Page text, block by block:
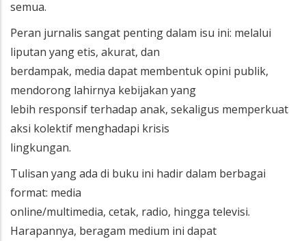
semua.
Peran jurnalis sangat penting dalam isu ini: melalui
liputan yang etis, akurat, dan
berdampak, media dapat membentuk opini publik,
mendorong lahirnya kebijakan yang
lebih responsif terhadap anak, sekaligus memperkuat
aksi kolektif menghadapi krisis
lingkungan.
Tulisan yang ada di buku ini hadir dalam berbagai
format: media
online/multimedia, cetak, radio, hingga televisi.
Harapannya, beragam medium ini dapat